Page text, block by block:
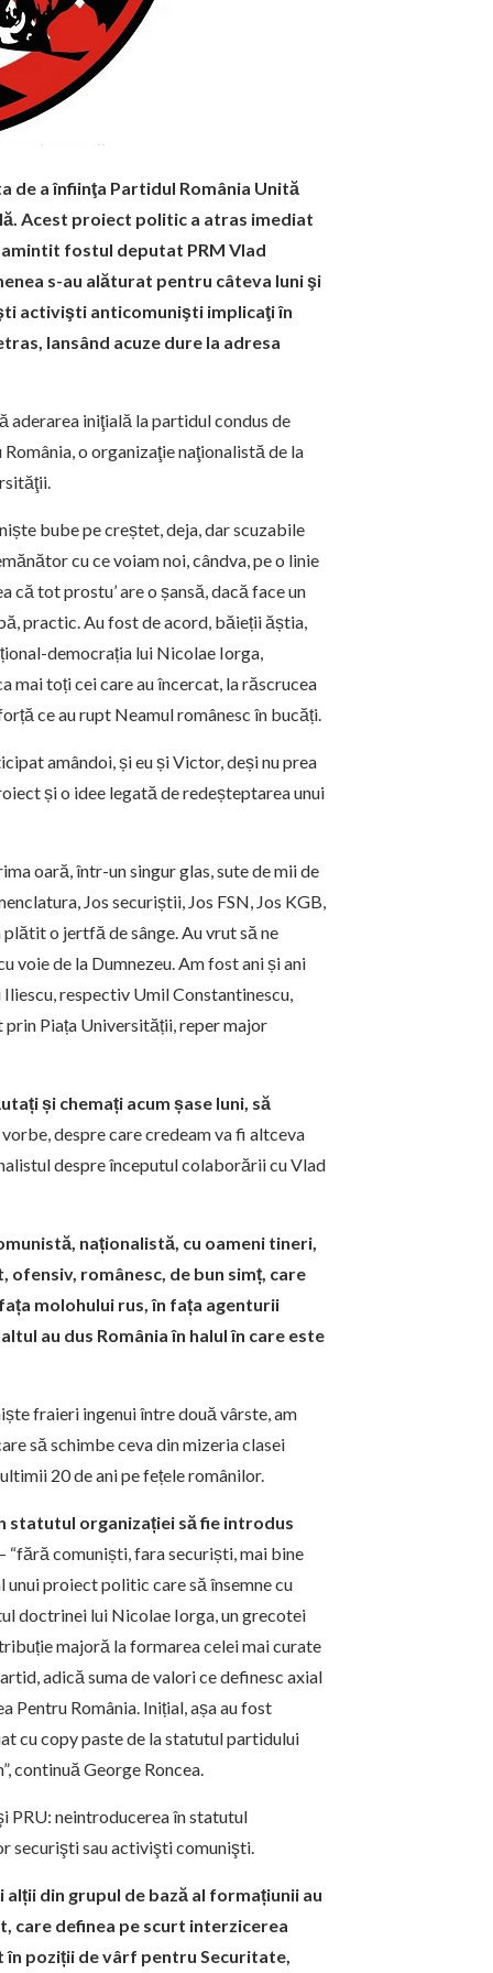
de a înfiinţa Partidul România Unită
Acest proiect politic a atras imediat
amintit fostul deputat PRM Vlad
s-au alăturat pentru câteva luni şi
activişti anticomunişti implicaţi în
lansând acuze dure la adresa
iniţială la partidul condus de
o organizaţie naţionalistă de la
bube pe creștet, deja, dar scuzabile
cu ce voiam noi, cândva, pe o linie
că tot prostu’ are o șansă, dacă face un
practic. Au fost de acord, băieții ăștia,
democrația lui Nicolae Iorga,
toți cei care au încercat, la răscrucea
ce au rupt Neamul românesc în bucăți.
amândoi, și eu și Victor, deși nu prea
și o idee legată de redeșteptarea unui
oară, într-un singur glas, sute de mii de
Jos securiștii, Jos FSN, Jos KGB,
plătit o jertfă de sânge. Au vrut să ne
voie de la Dumnezeu. Am fost ani și ani
respectiv Umil Constantinescu,
prin Piața Universității, reper major
și chemați acum șase luni, să
despre care credeam va fi altceva
despre începutul colaborării cu Vlad
naționalistă, cu oameni tineri,
românesc, de bun simț, care
molohului rus, în fața agenturii
au dus România în halul în care este
fraieri ingenui între două vârste, am
să schimbe ceva din mizeria clasei
20 de ani pe fețele românilor.
statutul organizației să fie introdus
“fără comuniști, fara securiști, mai bine
unui proiect politic care să însemne cu
doctrinei lui Nicolae Iorga, un grecotei
majoră la formarea celei mai curate
adică suma de valori ce definesc axial
Pentru România. Inițial, așa au fost
cu copy paste de la statutul partidului
continuă George Roncea.
PRU: neintroducerea în statutul
securişti sau activişti comunişti.
din grupul de bază al formațiunii au
care definea pe scurt interzicerea
în poziții de vârf pentru Securitate,